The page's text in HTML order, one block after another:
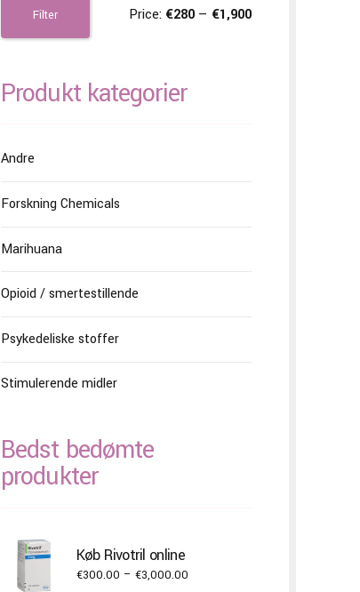
Filter Price: €280 — €1,900
Produkt kategorier
Andre
Forskning Chemicals
Marihuana
Opioid / smertestillende
Psykedeliske stoffer
Stimulerende midler
Bedst bedømte
produkter
Køb Rivotril online
€300.00 – €3,000.00Price